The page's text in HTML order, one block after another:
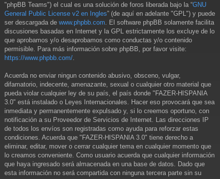
"phpBB Teams") el cual es una solución de foros liberada bajo la “GNU
General Public License v2 en Ingles” (de aquí en adelante "GPL") y puede
ser descargada de www.phpbb.com . El software phpBB solamente facilita
discusiones basadas en Internet y la GPL estrictamente los excluye de lo
que aprobamos y/o desaprobamos como conductas y/o contenido
permisible. Para más información sobre phpBB, por favor visite:
https://www.phpbb.com/
Acuerda no enviar ningun contenido abusivo, obsceno, vulgar,
difamatorio, indecente, amenazante, sexual o cualquier otro material que
pueda violar cualquier ley de su país, el país donde "FAZER-HISPANIA
3.0" está instalado o Leyes Internacionales. Hacer eso provocará que sea
inmediata y permanentemente expulsado y, si lo creemos oportuno, con
notificación a su Proveedor de Servicios de Internet. Las direcciones IP
de todos los envíos son registradas como ayuda para reforzar estas
condiciones. Acuerda que "FAZER-HISPANIA 3.0" tiene derecho a
eliminar, editar, mover o cerrar cualquier tema en cualquier momento que
lo creamos conveniente. Como usuario acuerda que cualquier información
que haya ingresado será almacenada en una base de datos. Dado que
esta información no será compartida con ninguna tercera parte sin su